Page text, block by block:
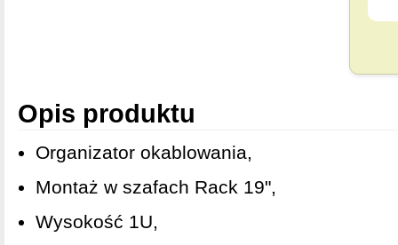
Opis produktu
Organizator okablowania,
Montaż w szafach Rack 19",
Wysokość 1U,